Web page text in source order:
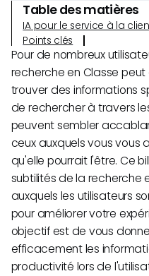
Table des matières
IA pour le service à la
Points clés
Pour de nombreux
recherche en Classe
trouver des informations
de rechercher à travers
peuvent sembler
ceux auxquels vous vous
qu'elle pourrait l'être. Ce
subtilités de la recherche
auxquels les utilisateurs
pour améliorer votre
objectif est de vous
efficacement les
productivité lors de